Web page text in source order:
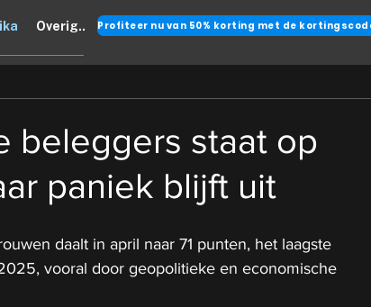
Overig..
beleggers staat op
paniek blijft uit
daalt in april naar 71 punten, het laagste
vooral door geopolitieke en economische